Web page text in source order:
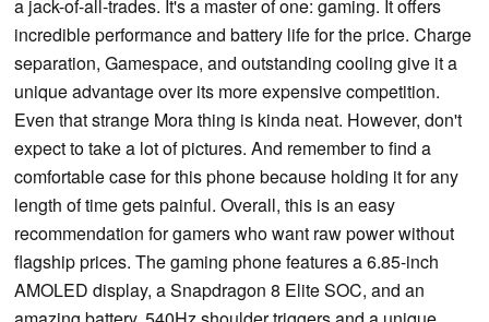
a jack-of-all-trades. It's a master of one: gaming. It offers
incredible performance and battery life for the price. Charge
separation, Gamespace, and outstanding cooling give it a
unique advantage over its more expensive competition.
Even that strange Mora thing is kinda neat. However, don't
expect to take a lot of pictures. And remember to find a
comfortable case for this phone because holding it for any
length of time gets painful. Overall, this is an easy
recommendation for gamers who want raw power without
flagship prices. The gaming phone features a 6.85-inch
AMOLED display, a Snapdragon 8 Elite SOC, and an